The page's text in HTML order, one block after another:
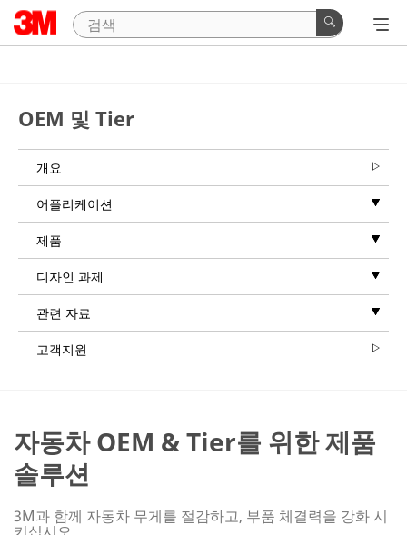
OEM 및 Tier
개요
어플리케이션
제품
디자인 과제
관련 자료
고객지원
자동차 OEM & Tier를 위한 제품
솔루션
3M과 함께 자동차 무게를 절감하고, 부품 체결력을 강화 시